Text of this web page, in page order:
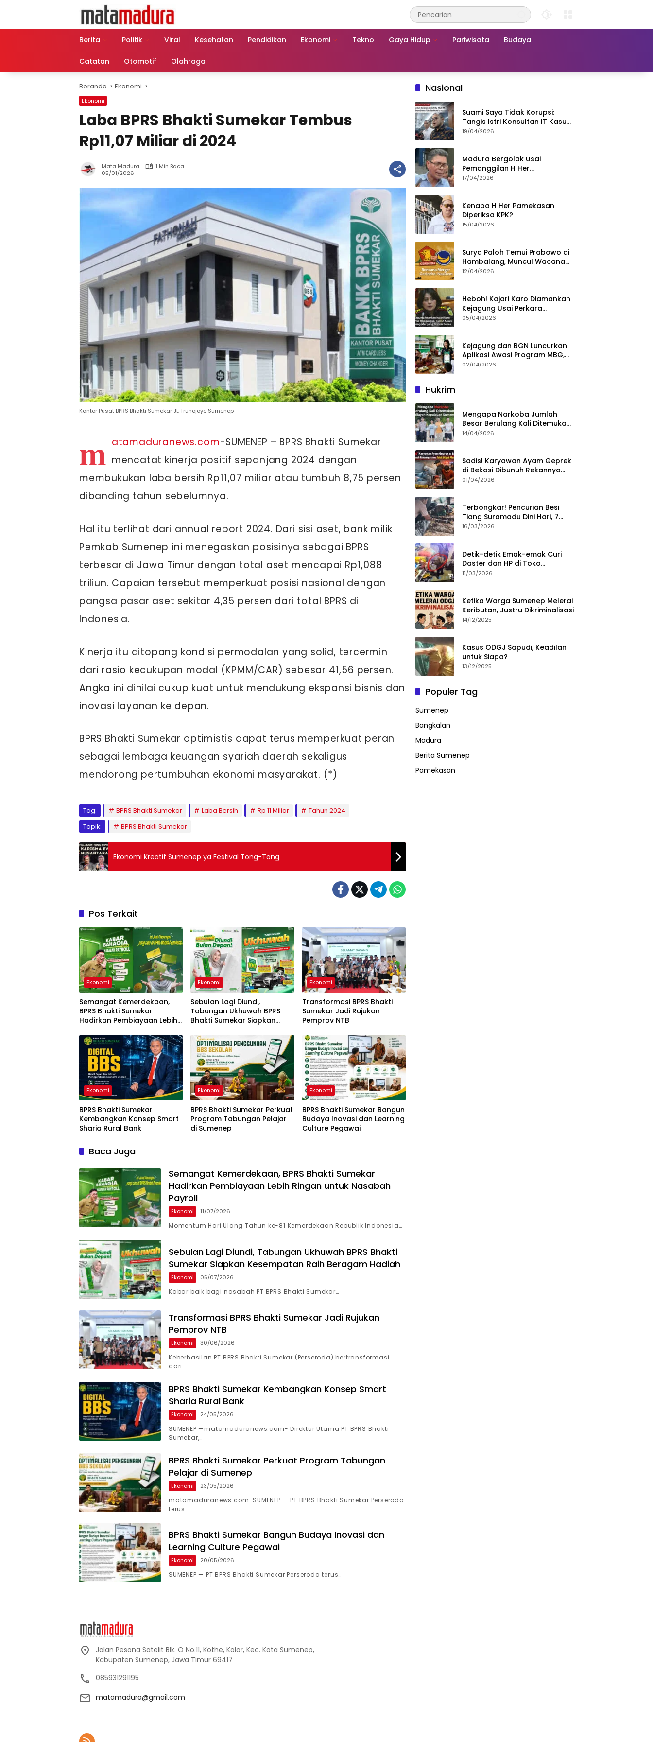
Berita
Politik Viral Kesehatan Pendidikan Ekonomi Tekno Gaya Hidup Pariwisata Budaya
Catatan Otomotif Olahraga
Beranda Ekonomi
Ekonomi
Laba BPRS Bhakti Sumekar Tembus
Rp11,07 Miliar di 2024
Mata Madura
1 Min Baca
05/01/2026
Kantor Pusat BPRS Bhakti Sumekar JL Trunojoyo Sumenep
m atamaduranews.com-SUMENEP – BPRS Bhakti Sumekar
mencatat kinerja positif sepanjang 2024 dengan
membukukan laba bersih Rp11,07 miliar atau tumbuh 8,75 persen
dibanding tahun sebelumnya.
Hal itu terlihat dari annual report 2024. Dari sisi aset, bank milik
Pemkab Sumenep ini menegaskan posisinya sebagai BPRS
terbesar di Jawa Timur dengan total aset mencapai Rp1,088
triliun. Capaian tersebut memperkuat posisi nasional dengan
pangsa pasar aset sekitar 4,35 persen dari total BPRS di
Indonesia.
Kinerja itu ditopang kondisi permodalan yang solid, tercermin
dari rasio kecukupan modal (KPMM/CAR) sebesar 41,56 persen.
Angka ini dinilai cukup kuat untuk mendukung ekspansi bisnis dan
inovasi layanan ke depan.
BPRS Bhakti Sumekar optimistis dapat terus memperkuat peran
sebagai lembaga keuangan syariah daerah sekaligus
mendorong pertumbuhan ekonomi masyarakat. (*)
Tag: BPRS Bhakti Sumekar Laba Bersih Rp 11 Miliar
Tahun 2024
Topik:
BPRS Bhakti Sumekar
Ekonomi Kreatif Sumenep ya Festival Tong-Tong
Pos Terkait
Ekonomi
Semangat Kemerdekaan,
BPRS Bhakti Sumekar
Hadirkan Pembiayaan Lebih
Payroll
Ekonomi
Sebulan Lagi Diundi,
Tabungan Ukhuwah BPRS
Bhakti Sumekar Siapkan
Hadiah
Ekonomi
Transformasi BPRS Bhakti
Sumekar Jadi Rujukan
Pemprov NTB
Ekonomi
BPRS Bhakti Sumekar
Kembangkan Konsep Smart
Sharia Rural Bank
Ekonomi
BPRS Bhakti Sumekar Perkuat
Program Tabungan Pelajar
di Sumenep
Ekonomi
BPRS Bhakti Sumekar Bangun
Budaya Inovasi dan Learning
Culture Pegawai
Baca Juga
Semangat Kemerdekaan, BPRS Bhakti Sumekar
Hadirkan Pembiayaan Lebih Ringan untuk Nasabah
Payroll
Ekonomi 11/07/2026
Momentum Hari Ulang Tahun ke-81 Kemerdekaan Republik Indonesia…
Sebulan Lagi Diundi, Tabungan Ukhuwah BPRS Bhakti
Sumekar Siapkan Kesempatan Raih Beragam Hadiah
Ekonomi 05/07/2026
Kabar baik bagi nasabah PT BPRS Bhakti Sumekar…
Transformasi BPRS Bhakti Sumekar Jadi Rujukan
Pemprov NTB
Ekonomi 30/06/2026
Keberhasilan PT BPRS Bhakti Sumekar (Perseroda) bertransformasi
dari…
BPRS Bhakti Sumekar Kembangkan Konsep Smart
Sharia Rural Bank
Ekonomi 24/05/2026
SUMENEP —matamaduranews.com- Direktur Utama PT BPRS Bhakti
Sumekar,…
BPRS Bhakti Sumekar Perkuat Program Tabungan
Pelajar di Sumenep
Ekonomi 23/05/2026
matamaduranews.com-SUMENEP — PT BPRS Bhakti Sumekar Perseroda
terus…
BPRS Bhakti Sumekar Bangun Budaya Inovasi dan
Learning Culture Pegawai
Ekonomi 20/05/2026
SUMENEP — PT BPRS Bhakti Sumekar Perseroda terus…
Nasional
Suami Saya Tidak Korupsi:
Tangis Istri Konsultan IT Kasus
Nadiem Dituntut 22,5 Tahun
19/04/2026
Madura Bergolak Usai
Pemanggilan H Her
Pamekasan, Faizal Assegaf
17/04/2026
Kenapa H Her Pamekasan
Diperiksa KPK?
15/04/2026
Surya Paloh Temui Prabowo di
Hambalang, Muncul Wacana
Penggabungan NasDem dan
12/04/2026
Heboh! Kajari Karo Diamankan
Kejagung Usai Perkara
Videografer Divonis Bebas
05/04/2026
Kejagung dan BGN Luncurkan
Aplikasi Awasi Program MBG,
Begini Cara Lapornya
02/04/2026
Hukrim
Mengapa Narkoba Jumlah
Besar Berulang Kali Ditemukan
di Wilayah Kepulauan
14/04/2026
Sadis! Karyawan Ayam Geprek
di Bekasi Dibunuh Rekannya
karena Tolak Diajak Merampok
01/04/2026
Terbongkar! Pencurian Besi
Tiang Suramadu Dini Hari, 7
ABK Ditangkap Polisi
16/03/2026
Detik-detik Emak-emak Curi
Daster dan HP di Toko
Sumenep, Aksi Terekam CCTV
11/03/2026
Ketika Warga Sumenep Melerai
Keributan, Justru Dikriminalisasi
14/12/2025
Kasus ODGJ Sapudi, Keadilan
untuk Siapa?
13/12/2025
Populer Tag
Sumenep
Bangkalan
Madura
Berita Sumenep
Pamekasan
Jalan Pesona Satelit Blk. O No.11, Kothe, Kolor, Kec. Kota Sumenep,
Kabupaten Sumenep, Jawa Timur 69417
085931291195
matamadura@gmail.com